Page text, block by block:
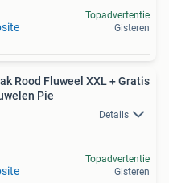
Topadvertentie
Gisteren
Rood Fluweel XXL + Gratis
Pie
Details
Topadvertentie
Gisteren